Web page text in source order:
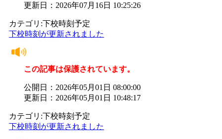
更新日：2026年07月16日 10:25:26
カテゴリ:下校時刻予定
下校時刻が更新されました
この記事は保護されています。
公開日：2026年05月01日 08:00:00
更新日：2026年05月01日 10:48:17
カテゴリ:下校時刻予定
下校時刻が更新されました